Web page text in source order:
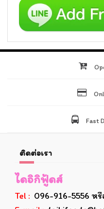
Fast
ติดต่อเรา
ไดอิกิฟู้ดส์
Tel : 096-916-5556 ห